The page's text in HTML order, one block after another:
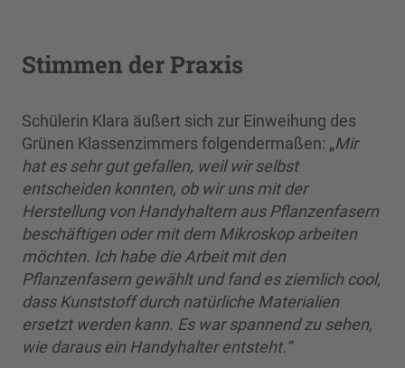
Stimmen der Praxis
Schülerin Klara äußert sich zur Einweihung des
Grünen Klassenzimmers folgendermaßen: „Mir
hat es sehr gut gefallen, weil wir selbst
entscheiden konnten, ob wir uns mit der
Herstellung von Handyhaltern aus Pflanzenfasern
beschäftigen oder mit dem Mikroskop arbeiten
möchten. Ich habe die Arbeit mit den
Pflanzenfasern gewählt und fand es ziemlich cool,
dass Kunststoff durch natürliche Materialien
ersetzt werden kann. Es war spannend zu sehen,
wie daraus ein Handyhalter entsteht.“